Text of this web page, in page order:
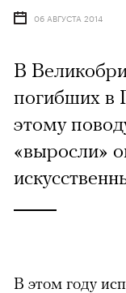
06 АВГУСТА 2014
В
погибших в
этому
«выросли»
В этом году